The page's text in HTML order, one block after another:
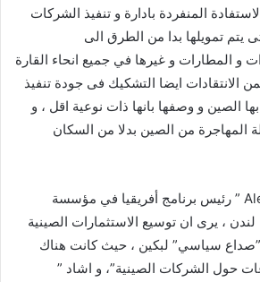
المنفردة بادارة و تنفيذ الشركات
يتم تمويلها بدا من الطرق الى
و المطارات و غيرها في جميع انحاء القارة
الانتقادات ايضا التشكيك فى جودة تنفيذ
الصين و وصفها بانها ذات نوعية اقل ، و
المهاجرة من الصين بدلا من السكان
“اليكس فاينز Alex Vines ” رئيس برنامج أفريقيا في مؤسسة
، يرى ان توسيع الاستثمارات الصينية
سياسي” لبكين ، حيث كانت هناك
حول الشركات الصينية”، و اشاد ”